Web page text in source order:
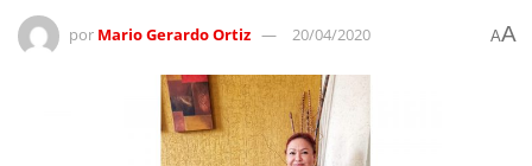
por Mario Gerardo Ortiz 20/04/2020 AA